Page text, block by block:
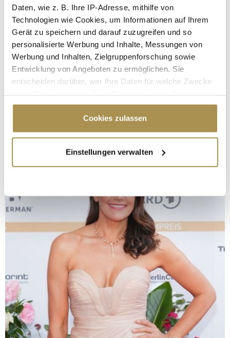
Daten, wie z. B. Ihre IP-Adresse, mithilfe von
Technologien wie Cookies, um Informationen auf Ihrem
Gerät zu speichern und darauf zuzugreifen und so
personalisierte Werbung und Inhalte, Messungen von
Werbung und Inhalten, Zielgruppenforschung sowie
Entwicklung von Angeboten zu ermöglichen. Sie
entscheiden darüber, wer Ihre Daten für welche Zwecke
Cookie-Erklärung oder durch Klicken auf das Privacy
Trigger Symbol ändern oder widerrufen
Informationen über Ihre geografische Lage
erfassen, welche bis auf einige Meter genau sein
bestimmten Merkmalen (Fingerprinting) identifizieren
Erfahren Sie mehr darüber, wie Ihre persönlichen Daten
verarbeitet werden, und legen Sie Ihre Präferenzen im
Abschnitt Einzelheiten
fest.
Wir verwenden Cookies, um Inhalte und Anzeigen zu
personalisieren, Funktionen für soziale Medien anbieten
zu können und die Zugriffe auf unsere Website zu
analysieren. Außerdem geben wir Informationen zu Ihrer
Verwendung unserer Website an unsere Partner für
soziale Medien, Werbung und Analysen weiter. Unsere
Cookies zulassen
Einstellungen verwalten